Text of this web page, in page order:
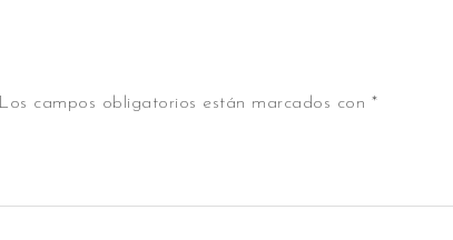
Los campos obligatorios están marcados con *